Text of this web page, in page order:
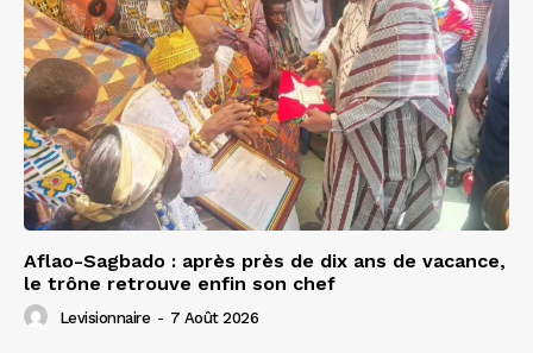
Aflao-Sagbado : après près de dix ans de vacance,
le trône retrouve enfin son chef
Levisionnaire - 7 Août 2026